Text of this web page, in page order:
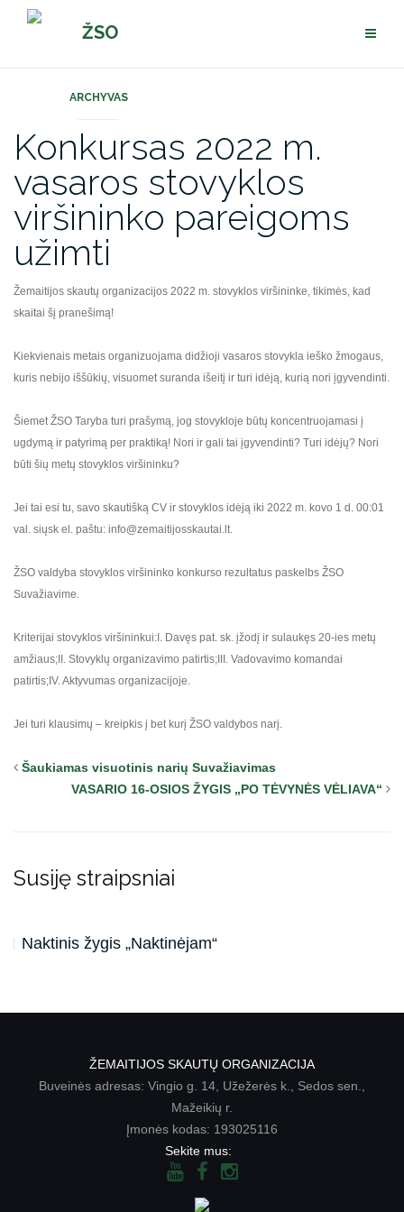
Pereiti
ŽSO
ARCHYVAS
Konkursas 2022 m.
vasaros stovyklos
viršininko pareigoms
užimti
Žemaitijos skautų organizacijos 2022 m. stovyklos viršininke, tikimės, kad
skaitai šį pranešimą!
Kiekvienais metais organizuojama didžioji vasaros stovykla ieško žmogaus,
kuris nebijo iššūkių, visuomet suranda išeitį ir turi idėją, kurią nori įgyvendinti.
Šiemet ŽSO Taryba turi prašymą, jog stovykloje būtų koncentruojamasi į
ugdymą ir patyrimą per praktiką! Nori ir gali tai įgyvendinti? Turi idėjų? Nori
būti šių metų stovyklos viršininku?
Jei tai esi tu, savo skautišką CV ir stovyklos idėją iki 2022 m. kovo 1 d. 00:01
val. siųsk el. paštu: info@zemaitijosskautai.lt.
ŽSO valdyba stovyklos viršininko konkurso rezultatus paskelbs ŽSO
Suvažiavime.
Kriterijai stovyklos viršininkui: I. Davęs pat. sk. įžodį ir sulaukęs 20-ies metų
amžiaus; II. Stovyklų organizavimo patirtis; III. Vadovavimo komandai
patirtis; IV. Aktyvumas organizacijoje.
Jei turi klausimų – kreipkis į bet kurį ŽSO valdybos narį.
Šaukiamas visuotinis narių Suvažiavimas
VASARIO 16-OSIOS ŽYGIS „PO TĖVYNĖS VĖLIAVA“
Susiję straipsniai
Naktinis žygis „Naktinėjam“
ŽEMAITIJOS SKAUTŲ ORGANIZACIJA
Buveinės adresas: Vingio g. 14, Užežerės k., Sedos sen.,
Mažeikių r.
Įmonės kodas: 193025116
Sekite mus: